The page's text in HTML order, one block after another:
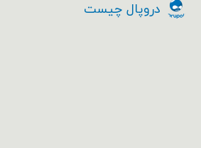
دروپال چیست